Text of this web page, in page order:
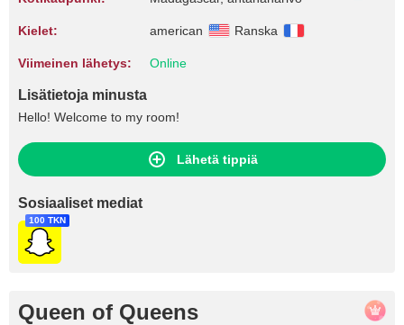
Kielet: american Ranska
Viimeinen lähetys: Online
Lisätietoja minusta
Hello! Welcome to my room!
Lähetä tippiä
Sosiaaliset mediat
100 TKN
Queen of Queens